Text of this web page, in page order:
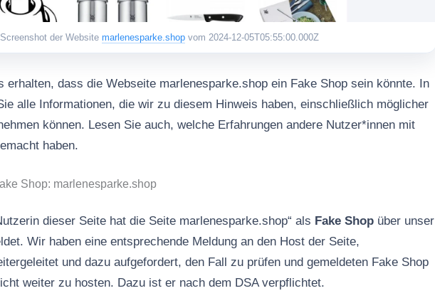
Screenshot der Website marlenesparke.shop vom 2024-12-05T05:55:00.000Z
erhalten, dass die Webseite marlenesparke.shop ein Fake Shop sein könnte. In
alle Informationen, die wir zu diesem Hinweis haben, einschließlich möglicher
können. Lesen Sie auch, welche Erfahrungen andere Nutzer*innen mit
haben.
Shop: marlenesparke.shop
dieser Seite hat die Seite marlenesparke.shop“ als Fake Shop über unser
Wir haben eine entsprechende Meldung an den Host der Seite,
und dazu aufgefordert, den Fall zu prüfen und gemeldeten Fake Shop
weiter zu hosten. Dazu ist er nach dem DSA verpflichtet.